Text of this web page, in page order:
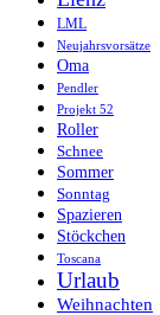
LML
Neujahrsvorsätze
Oma
Pendler
Projekt 52
Roller
Schnee
Sommer
Sonntag
Spazieren
Stöckchen
Toscana
Urlaub
Weihnachten